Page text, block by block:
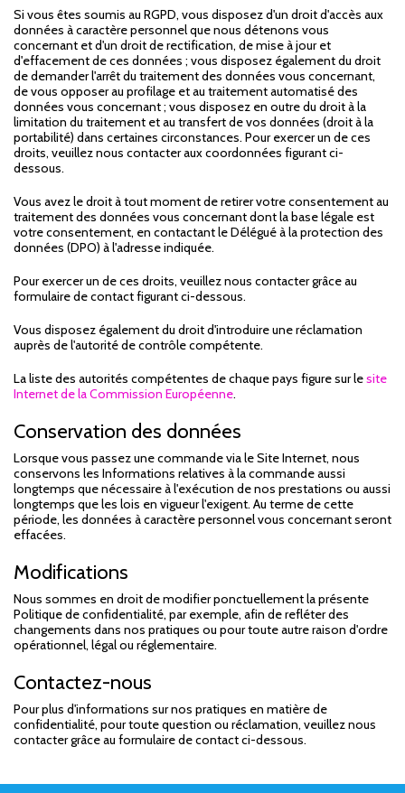
Si vous êtes soumis au RGPD, vous disposez d'un droit d'accès aux
données à caractère personnel que nous détenons vous
concernant et d'un droit de rectification, de mise à jour et
d'effacement de ces données ; vous disposez également du droit
de demander l'arrêt du traitement des données vous concernant,
de vous opposer au profilage et au traitement automatisé des
données vous concernant ; vous disposez en outre du droit à la
limitation du traitement et au transfert de vos données (droit à la
portabilité) dans certaines circonstances. Pour exercer un de ces
droits, veuillez nous contacter aux coordonnées figurant ci-
dessous.
Vous avez le droit à tout moment de retirer votre consentement au
traitement des données vous concernant dont la base légale est
votre consentement, en contactant le Délégué à la protection des
données (DPO) à l'adresse indiquée.
Pour exercer un de ces droits, veuillez nous contacter grâce au
formulaire de contact figurant ci-dessous.
Vous disposez également du droit d'introduire une réclamation
auprès de l'autorité de contrôle compétente.
La liste des autorités compétentes de chaque pays figure sur lesite
Internet de la Commission Européenne.
Conservation des données
Lorsque vous passez une commande via le Site Internet, nous
conservons les Informations relatives à la commande aussi
longtemps que nécessaire à l'exécution de nos prestations ou aussi
longtemps que les lois en vigueur l'exigent. Au terme de cette
période, les données à caractère personnel vous concernant seront
effacées.
Modifications
Nous sommes en droit de modifier ponctuellement la présente
Politique de confidentialité, par exemple, afin de refléter des
changements dans nos pratiques ou pour toute autre raison d'ordre
opérationnel, légal ou réglementaire.
Contactez-nous
Pour plus d'informations sur nos pratiques en matière de
confidentialité, pour toute question ou réclamation, veuillez nous
contacter grâce au formulaire de contact ci-dessous.